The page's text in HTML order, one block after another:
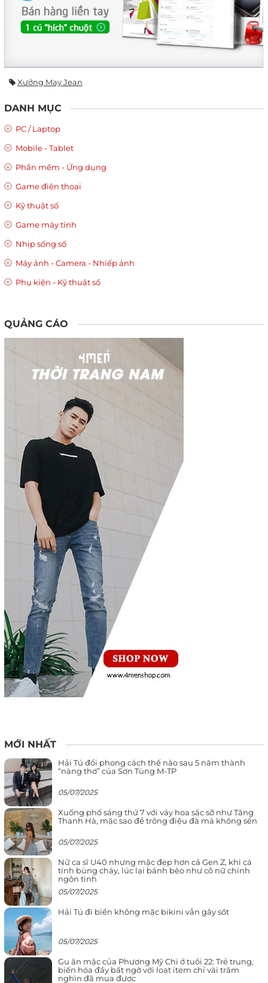
Xưởng May Jean
DANH MỤC
PC / Laptop
Mobile - Tablet
Phần mềm - Ứng dụng
Game điện thoại
Kỹ thuật số
Game máy tính
Nhịp sống số
Máy ảnh - Camera - Nhiếp ảnh
Phụ kiện - Kỹ thuật số
QUẢNG CÁO
MỚI NHẤT
Hải Tú đổi phong cách thế nào sau 5 năm thành
“nàng thơ” của Sơn Tùng M-TP
05/07/2025
Xuống phố sáng thứ 7 với váy hoa sặc sỡ như Tăng
Thanh Hà, mặc sao để trông điệu đà mà không sến
05/07/2025
Nữ ca sĩ U40 nhưng mặc đẹp hơn cả Gen Z, khi cá
tính bùng cháy, lúc lại bánh bèo như cô nữ chính
ngôn tình
05/07/2025
Hải Tú đi biển không mặc bikini vẫn gây sốt
05/07/2025
Gu ăn mặc của Phương Mỹ Chi ở tuổi 22: Trẻ trung,
biến hóa đầy bất ngờ với loạt item chỉ vài trăm
nghìn đã mua được